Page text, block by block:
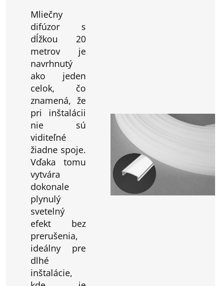
Mliečny
difúzor s
dĺžkou 20
metrov je
navrhnutý
ako jeden
celok, čo
znamená, že
pri inštalácii
nie sú
viditeľné
žiadne spoje.
Vďaka tomu
vytvára
dokonale
plynulý
svetelný
efekt bez
prerušenia,
ideálny pre
dlhé
inštalácie,